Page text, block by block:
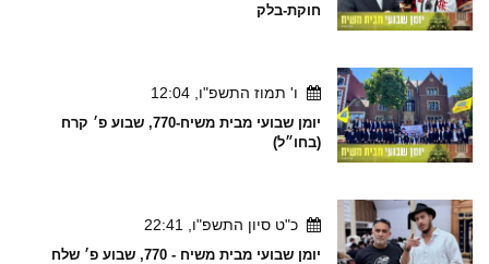
חוקת-בלק
ו' תמוז התשפ"ו, 12:04
יומן שבועי מבית משיח-770, שבוע פ׳ קרח
(בחו״ל)
כ"ט סיון התשפ"ו, 22:41
יומן שבועי מבית משיח - 770, שבוע פ׳ שלח